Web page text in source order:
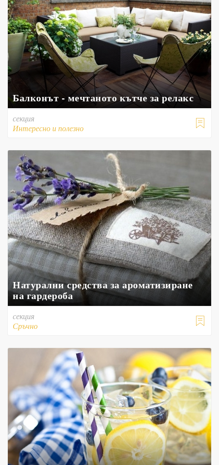
Балконът - мечтаното кътче за релакс

секция
Интересно и полезно
Натурални средства за ароматизиране
на гардероба

секция
Сръчно